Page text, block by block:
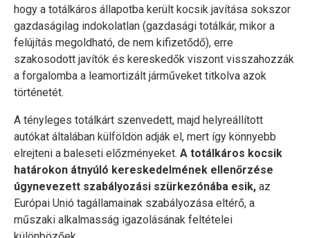
hogy a totálkáros állapotba került kocsik javítása sokszor
gazdaságilag indokolatlan (gazdasági totálkár, mikor a
felújítás megoldható, de nem kifizetődő), erre
szakosodott javítók és kereskedők viszont visszahozzák
a forgalomba a leamortizált járműveket titkolva azok
történetét.
A tényleges totálkárt szenvedett, majd helyreállított
autókat általában külföldön adják el, mert így könnyebb
elrejteni a baleseti előzményeket. A totálkáros kocsik
határokon átnyúló kereskedelmének ellenőrzése
úgynevezett szabályozási szürkezónába esik, az
Európai Unió tagállamainak szabályozása eltérő, a
műszaki alkalmasság igazolásának feltételei